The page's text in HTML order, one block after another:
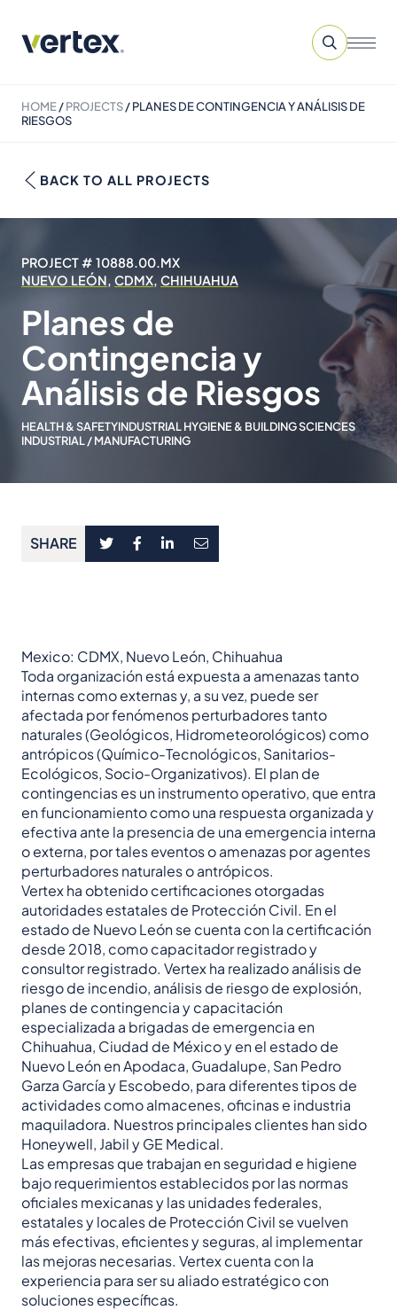
HOME/PROJECTS/PLANES DE CONTINGENCIA Y ANÁLISIS DE
RIESGOS
BACK TO ALL PROJECTS
PROJECT # 10888.00.MX
NUEVO LEÓN, CDMX, CHIHUAHUA
Planes de
Contingencia y
Análisis de Riesgos
HEALTH & SAFETYINDUSTRIAL HYGIENE & BUILDING SCIENCES
INDUSTRIAL / MANUFACTURING
SHARE
Mexico: CDMX, Nuevo León, Chihuahua
Toda organización está expuesta a amenazas tanto
internas como externas y, a su vez, puede ser
afectada por fenómenos perturbadores tanto
naturales (Geológicos, Hidrometeorológicos) como
antrópicos (Químico-Tecnológicos, Sanitarios-
Ecológicos, Socio-Organizativos). El plan de
contingencias es un instrumento operativo, que entra
en funcionamiento como una respuesta organizada y
efectiva ante la presencia de una emergencia interna
o externa, por tales eventos o amenazas por agentes
perturbadores naturales o antrópicos.
Vertex ha obtenido certificaciones otorgadas
autoridades estatales de Protección Civil. En el
estado de Nuevo León se cuenta con la certificación
desde 2018, como capacitador registrado y
consultor registrado. Vertex ha realizado análisis de
riesgo de incendio, análisis de riesgo de explosión,
planes de contingencia y capacitación
especializada a brigadas de emergencia en
Chihuahua, Ciudad de México y en el estado de
Nuevo León en Apodaca, Guadalupe, San Pedro
Garza García y Escobedo, para diferentes tipos de
actividades como almacenes, oficinas e industria
maquiladora. Nuestros principales clientes han sido
Honeywell, Jabil y GE Medical.
Las empresas que trabajan en seguridad e higiene
bajo requerimientos establecidos por las normas
oficiales mexicanas y las unidades federales,
estatales y locales de Protección Civil se vuelven
más efectivas, eficientes y seguras, al implementar
las mejoras necesarias. Vertex cuenta con la
experiencia para ser su aliado estratégico con
soluciones específicas.